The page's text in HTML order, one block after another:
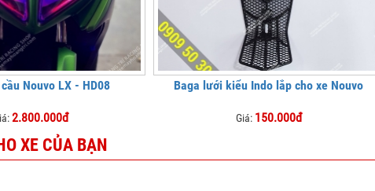
Nouvo LX - HD08
2.800.000đ
Baga lưới kiểu Indo lắp cho xe Nouvo
Giá: 150.000đ
XE CỦA BẠN